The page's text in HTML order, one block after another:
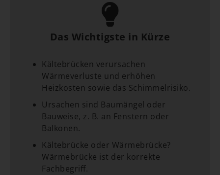
Das Wichtigste in Kürze
Kältebrücken verursachen
Wärmeverluste und erhöhen
Heizkosten sowie das Schimmelrisiko.
Ursachen sind Baumängel oder
Bauweise, z. B. an Fenstern oder
Balkonen.
Kältebrücke oder Wärmebrücke?
Wärmebrücke ist der korrekte
Fachbegriff.